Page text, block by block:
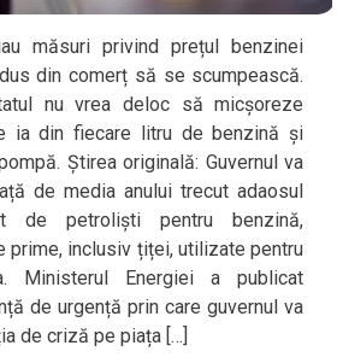
măsuri privind prețul benzinei
din comerț să se scumpească.
nu vrea deloc să micșoreze
ia din fiecare litru de benzină și
Știrea originală: Guvernul va
de media anului trecut adaosul
de petroliști pentru benzină,
prime, inclusiv țiței, utilizate pentru
Ministerul Energiei a publicat
de urgență prin care guvernul va
de criză pe piața […]